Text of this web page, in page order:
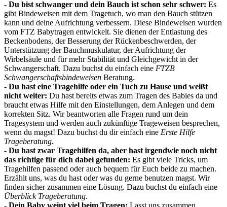
- Du bist schwanger und dein Bauch ist schon sehr schwer: Es
gibt Bindeweisen mit dem Tragetuch, wo man den Bauch stützen
kann und deine Aufrichtung verbessern. Diese Bindeweisen wurden
vom FTZ Babytragen entwickelt. Sie dienen der Entlastung des
Beckenbodens, der Besserung der Rückenbeschwerden, der
Unterstützung der Bauchmuskulatur, der Aufrichtung der
Wirbelsäule und für mehr Stabilität und Gleichgewicht in der
Schwangerschaft. Dazu buchst du einfach eine FTZB
Schwangerschaftsbindeweisen Beratung.
- Du hast eine Tragehilfe oder ein Tuch zu Hause und weißt
nicht weiter: Du hast bereits etwas zum Tragen des Babies da und
braucht etwas Hilfe mit den Einstellungen, dem Anlegen und dem
korrekten Sitz. Wir beantworten alle Fragen rund um dein
Tragesystem und werden auch zukünftige Trageweisen besprechen,
wenn du magst! Dazu buchst du dir einfach eine Erste Hilfe
Trageberatung.
- Du hast zwar Tragehilfen da, aber hast irgendwie noch nicht
das richtige für dich dabei gefunden: Es gibt viele Tricks, um
Tragehilfen passend oder auch bequem für Euch beide zu machen.
Erzählt uns, was du hast oder was du gerne benutzen magst. Wir
finden sicher zusammen eine Lösung. Dazu buchst du einfach eine
Überblick Trageberatung.
- Dein Baby weint viel beim Tragen: Lasst uns zusammen